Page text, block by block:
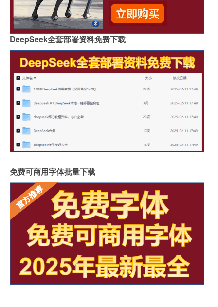
DeepSeek全套部署资料免费下载
免费可商用字体批量下载